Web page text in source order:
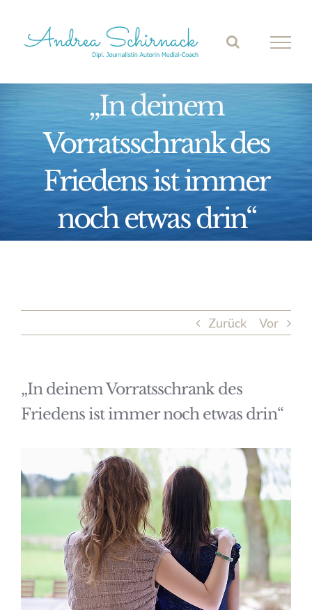
Inhalt
„In deinem
Vorratsschrank des
Friedens ist immer
noch etwas drin“
Zurück Vor
„In deinem Vorratsschrank des
Friedens ist immer noch etwas drin“